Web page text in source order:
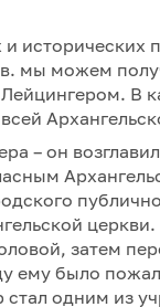
исторических
мы можем
В
– он
затем
ему было
одним из